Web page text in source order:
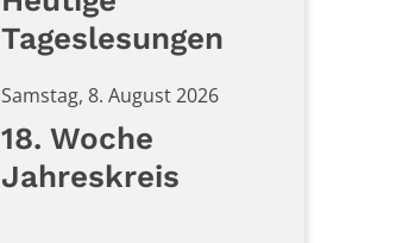
Tageslesungen
Samstag, 8. August 2026
18. Woche
Jahreskreis